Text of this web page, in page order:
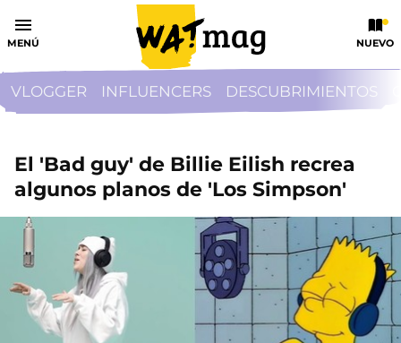
MENÚ NUEVO
VLOGGER INFLUENCERS DESCUBRIMIENTOS
El 'Bad guy' de Billie Eilish recrea
algunos planos de 'Los Simpson'